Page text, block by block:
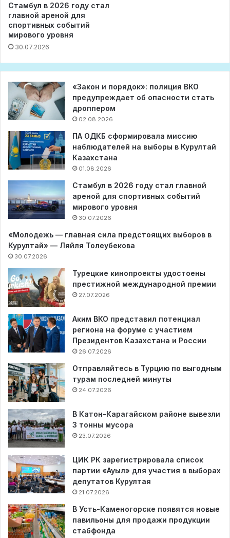
Стамбул в 2026 году стал
главной ареной для
спортивных событий
мирового уровня
30.07.2026
«Закон и порядок»: полиция ВКО
предупреждает об опасности стать
дроппером
02.08.2026
ПА ОДКБ сформировала миссию
наблюдателей на выборы в Курултай
Казахстана
01.08.2026
Стамбул в 2026 году стал главной
ареной для спортивных событий
мирового уровня
30.07.2026
«Молодежь — главная сила предстоящих выборов в
Курултай» — Ляйля Толеубекова
30.07.2026
Турецкие кинопроекты удостоены
престижной международной премии
27.07.2026
Аким ВКО представил потенциал
региона на форуме с участием
Президентов Казахстана и России
26.07.2026
Отправляйтесь в Турцию по выгодным
турам последней минуты
24.07.2026
В Катон-Карагайском районе вывезли
3 тонны мусора
23.07.2026
ЦИК РК зарегистрировала список
партии «Ауыл» для участия в выборах
депутатов Курултая
21.07.2026
В Усть-Каменогорске появятся новые
павильоны для продажи продукции
стабфонда